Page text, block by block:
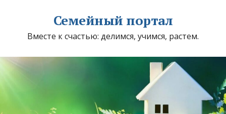
Семейный портал
Вместе к счастью: делимся, учимся, растем.